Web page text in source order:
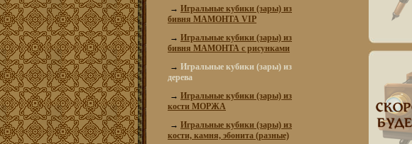
→ Игральные кубики (зары) из
бивня МАМОНТА VIP
→ Игральные кубики (зары) из
бивня МАМОНТА с рисунками
→ Игральные кубики (зары) из
дерева
→ Игральные кубики (зары) из
кости МОРЖА
→ Игральные кубики (зары) из
кости, камня, эбонита (разные)